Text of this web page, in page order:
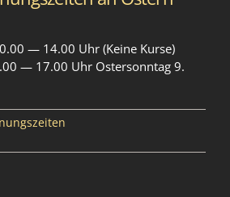
— 14.00 Uhr (Keine Kurse)
— 17.00 Uhr Ostersonntag 9.